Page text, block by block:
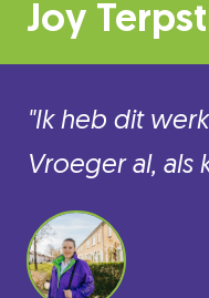
Joy
"Ik heb dit
Vroeger al, als